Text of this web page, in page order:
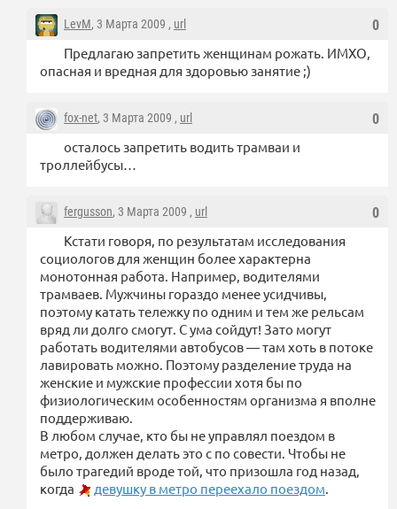
0
LevM, 3 Марта 2009 , url
Предлагаю запретить женщинам рожать. ИМХО,
опасная и вредная для здоровью занятие ;)
0
fox-net, 3 Марта 2009 , url
осталось запретить водить трамваи и
троллейбусы…
0
fergusson, 3 Марта 2009 , url
Кстати говоря, по результатам исследования
социологов для женщин более характерна
монотонная работа. Например, водителями
трамваев. Мужчины гораздо менее усидчивы,
поэтому катать тележку по одним и тем же рельсам
вряд ли долго смогут. С ума сойдут! Зато могут
работать водителями автобусов — там хоть в потоке
лавировать можно. Поэтому разделение труда на
женские и мужские профессии хотя бы по
физиологическим особенностям организма я вполне
поддерживаю.
В любом случае, кто бы не управлял поездом в
метро, должен делать это с по совести. Чтобы не
было трагедий вроде той, что призошла год назад,
когда
девушку в метро переехало поездом.